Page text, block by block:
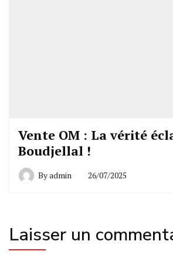
Vente OM : La vérité
Boudjellal !
Byadmin 26/07/2025
Laisser un